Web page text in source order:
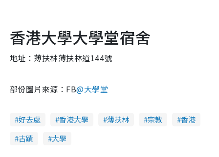
香港大學大學堂宿舍
地址：薄扶林薄扶林道144號
部份圖片來源：FB@大學堂
好去處 香港大學 薄扶林 宗教
香港
古蹟
大學